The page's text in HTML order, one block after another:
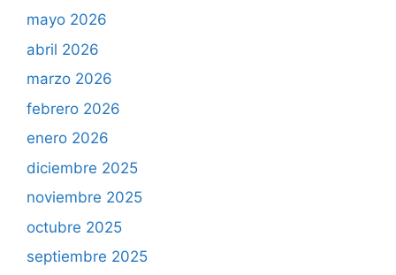
mayo 2026
abril 2026
marzo 2026
febrero 2026
enero 2026
diciembre 2025
noviembre 2025
octubre 2025
septiembre 2025